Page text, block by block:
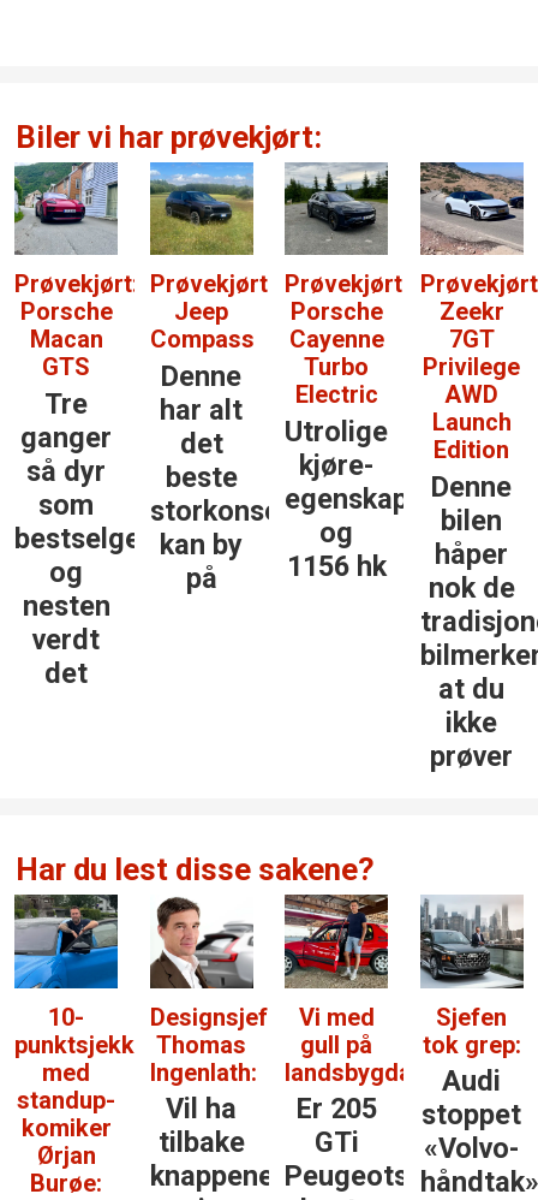
Biler vi har prøvekjørt:
Prøvekjørt:
Porsche
Macan
GTS
Tre
ganger
så dyr
som
bestselgerne
og
nesten
verdt
det
Prøvekjørt:
Jeep
Compass
Denne
har alt
det
beste
storkonsernet
kan by
på
Prøvekjørt:
Porsche
Cayenne
Turbo
Electric
Utrolige
kjøre­
egenskaper
og
1156 hk
Zeekr
7GT
Privilege
AWD
Launch
Edition
Denne
bilen
håper
nok de
at du
ikke
prøver
Har du lest disse sakene?
10-
punktsjekken
med
standup-
komiker
Ørjan
Burøe:
Designsjef
Thomas
Ingenlath:
Vil ha
tilbake
knappene
Vi med
gull på
landsbygda:
Er 205
GTi
Peugeots
Sjefen
tok grep:
Audi
stoppet
«Volvo-
håndtak»